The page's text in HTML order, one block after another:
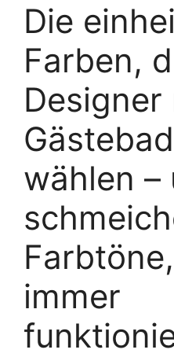
Die
Farben,
Designer
wählen –
immer